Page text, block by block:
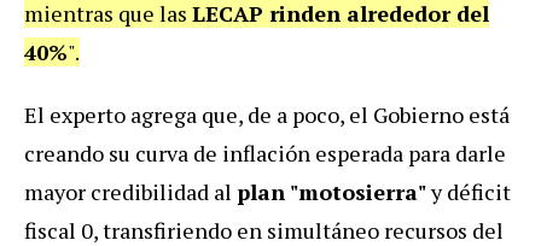
mientras que las LECAP rinden alrededor del
40%".
El experto agrega que, de a poco, el Gobierno está
creando su curva de inflación esperada para darle
mayor credibilidad al plan "motosierra"y déficit
fiscal 0, transfiriendo en simultáneo recursos del